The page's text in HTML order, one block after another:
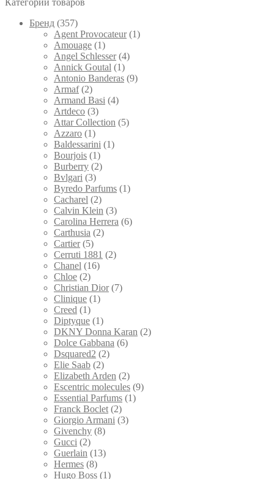
Категории товаров
Брeнд (357)
Agent Provocateur (1)
Amouage (1)
Angel Schlesser (4)
Annick Goutal (1)
Antonio Banderas (9)
Armaf (2)
Armand Basi (4)
Artdeco (3)
Attar Collection (5)
Azzaro (1)
Baldessarini (1)
Bourjois (1)
Burberry (2)
Bvlgari (3)
Byredo Parfums (1)
Cacharel (2)
Calvin Klein (3)
Carolina Herrera (6)
Carthusia (2)
Cartier (5)
Cerruti 1881 (2)
Chanel (16)
Chloe (2)
Christian Dior (7)
Clinique (1)
Creed (1)
Diptyque (1)
DKNY Donna Karan (2)
Dolce Gabbana (6)
Dsquared2 (2)
Elie Saab (2)
Elizabeth Arden (2)
Escentric molecules (9)
Essential Parfums (1)
Franck Boclet (2)
Giorgio Armani (3)
Givenchy (8)
Gucci (2)
Guerlain (13)
Hermes (8)
Hugo Boss (1)